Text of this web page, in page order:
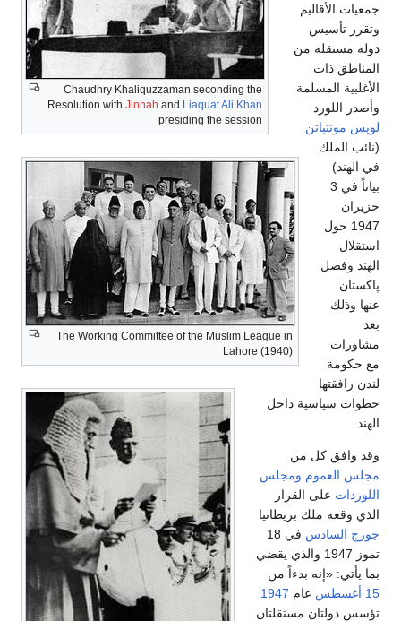
Chaudhry Khaliquzzaman seconding the
Resolution with Jinnah and Liaquat Ali Khan
presiding the session
The Working Committee of the Muslim League in
Lahore (1940)
جمعيات الأقاليم
وتقرر تأسيس
دولة مستقلة من
المناطق ذات
الأغلبية المسلمة
وأصدر اللورد
لويس مونتباتن
(نائب الملك
في الهند)
بياناً في 3
حزيران
1947 حول
استقلال
الهند وفصل
پاكستان
عنها وذلك
بعد
مشاورات
مع حكومة
لندن رافقتها
خطوات سياسية داخل
الهند.
وقد وافق كل من
مجلس العموم ومجلس
اللوردات على القرار
الذي وقعه ملك بريطانيا
جورج السادس
في 18
تموز 1947 والذي يقضي
بما يأتي: «إنه بدءاً من
15 أغسطس
عام 1947
تؤسس دولتان مستقلتان